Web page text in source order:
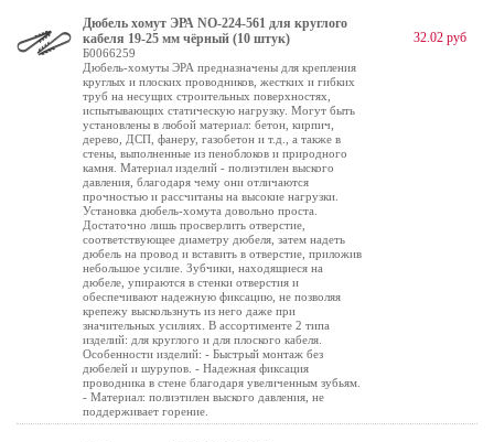
Дюбель хомут ЭРА NO-224-561 для круглого
кабеля 19-25 мм чёрный (10 штук)
Б0066259
Дюбель-хомуты ЭРА предназначены для крепления
круглых и плоских проводников, жестких и гибких
труб на несущих строительных поверхностях,
испытывающих статическую нагрузку. Могут быть
установлены в любой материал: бетон, кирпич,
дерево, ДСП, фанеру, газобетон и т.д., а также в
стены, выполненные из пеноблоков и природного
камня. Материал изделий - полиэтилен выского
давления, благодаря чему они отличаются
прочностью и рассчитаны на высокие нагрузки.
Установка дюбель-хомута довольно проста.
Достаточно лишь просверлить отверстие,
соответствующее диаметру дюбеля, затем надеть
дюбель на провод и вставить в отверстие, приложив
небольшое усилие. Зубчики, находящиеся на
дюбеле, упираются в стенки отверстия и
обеспечивают надежную фиксацию, не позволяя
крепежу выскользнуть из него даже при
значительных усилиях. В ассортименте 2 типа
изделий: для круглого и для плоского кабеля.
Особенности изделий: - Быстрый монтаж без
дюбелей и шурупов. - Надежная фиксация
проводника в стене благодаря увеличенным зубьям.
- Материал: полиэтилен выского давления, не
поддерживает горение.
32.02 руб